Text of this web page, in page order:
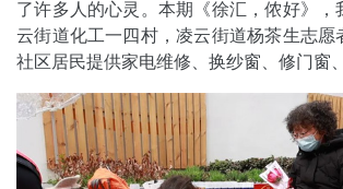
了许多人的心灵。本期《徐汇，侬好》，
云街道化工一四村，凌云街道杨茶生志愿
社区居民提供家电维修、换纱窗、修门窗